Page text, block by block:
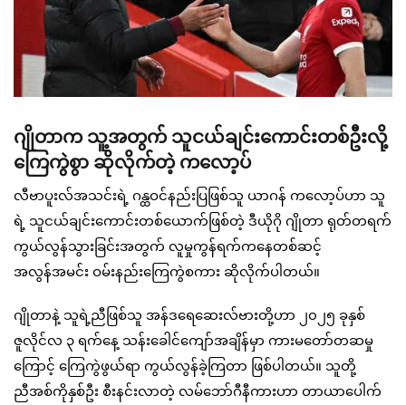
ဂျိုတာက သူ့အတွက် သူငယ်ချင်းကောင်းတစ်ဦးလို့
ကြေကွဲစွာ ဆိုလိုက်တဲ့ ကလော့ပ်
လီဗာပူးလ်အသင်းရဲ့ ဂန္ထဝင်နည်းပြဖြစ်သူ ယာဂန် ကလော့ပ်ဟာ သူ
ရဲ့ သူငယ်ချင်းကောင်းတစ်ယောက်ဖြစ်တဲ့ ဒီယိုဂို ဂျိုတာ ရုတ်တရက်
ကွယ်လွန်သွားခြင်းအတွက် လူမှုကွန်ရက်ကနေတစ်ဆင့်
အလွန်အမင်း ဝမ်းနည်းကြေကွဲစကား ဆိုလိုက်ပါတယ်။
ဂျိုတာနဲ့ သူရဲ့ညီဖြစ်သူ အန်ဒရေဆေးလ်ဗားတို့ဟာ ၂၀၂၅ ခုနှစ်
ဇူလိုင်လ ၃ ရက်နေ့ သန်းခေါင်ကျော်အချိန်မှာ ကားမတော်တဆမှု
ကြောင့် ကြေကွဲဖွယ်ရာ ကွယ်လွန်ခဲ့ကြတာ ဖြစ်ပါတယ်။ သူတို့
ညီအစ်ကိုနှစ်ဦး စီးနင်းလာတဲ့ လမ်ဘော်ဂီနီကားဟာ တာယာပေါက်